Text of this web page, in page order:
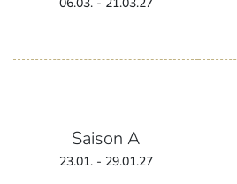
Saison A
23.01. - 29.01.27